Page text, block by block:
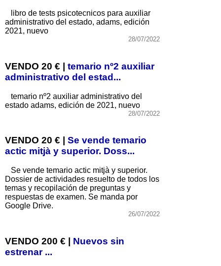
libro de tests psicotecnicos para auxiliar
administrativo del estado, adams, edición
2021, nuevo
28/07/2022
VENDO 20 € | temario nº2 auxiliar
administrativo del estad...
temario nº2 auxiliar administrativo del
estado adams, edición de 2021, nuevo
28/07/2022
VENDO 20 € | Se vende temario
actic mitjà y superior. Doss...
Se vende temario actic mitjà y superior.
Dossier de actividades resuelto de todos los
temas y recopilación de preguntas y
respuestas de examen. Se manda por
Google Drive.
26/07/2022
VENDO 200 € | Nuevos sin
estrenar ...